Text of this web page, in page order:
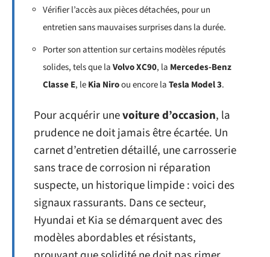
Vérifier l’accès aux pièces détachées, pour un
entretien sans mauvaises surprises dans la durée.
Porter son attention sur certains modèles réputés
solides, tels que laVolvo XC90, la Mercedes-Benz
Classe E, leKia Niroou encore laTesla Model 3.
Pour acquérir unevoiture d’occasion, la
prudence ne doit jamais être écartée. Un
carnet d’entretien détaillé, une carrosserie
sans trace de corrosion ni réparation
suspecte, un historique limpide : voici des
signaux rassurants. Dans ce secteur,
Hyundai et Kia se démarquent avec des
modèles abordables et résistants,